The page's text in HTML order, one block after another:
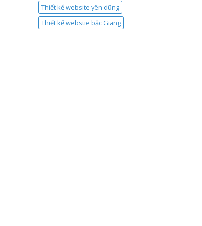
Thiết kế website yên dũng
Thiết kế webstie bắc Giang